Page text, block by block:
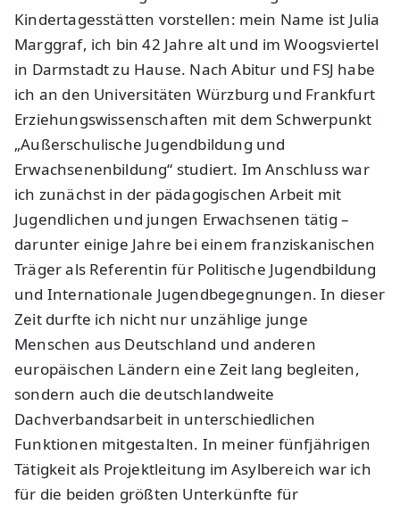
Kindertagesstätten vorstellen: mein Name ist Julia
Marggraf, ich bin 42 Jahre alt und im Woogsviertel
in Darmstadt zu Hause. Nach Abitur und FSJ habe
ich an den Universitäten Würzburg und Frankfurt
Erziehungswissenschaften mit dem Schwerpunkt
„Außerschulische Jugendbildung und
Erwachsenenbildung“ studiert. Im Anschluss war
ich zunächst in der pädagogischen Arbeit mit
Jugendlichen und jungen Erwachsenen tätig –
darunter einige Jahre bei einem franziskanischen
Träger als Referentin für Politische Jugendbildung
und Internationale Jugendbegegnungen. In dieser
Zeit durfte ich nicht nur unzählige junge
Menschen aus Deutschland und anderen
europäischen Ländern eine Zeit lang begleiten,
sondern auch die deutschlandweite
Dachverbandsarbeit in unterschiedlichen
Funktionen mitgestalten. In meiner fünfjährigen
Tätigkeit als Projektleitung im Asylbereich war ich
für die beiden größten Unterkünfte für